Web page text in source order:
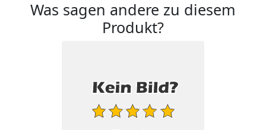
Was sagen andere zu diesem
Produkt?